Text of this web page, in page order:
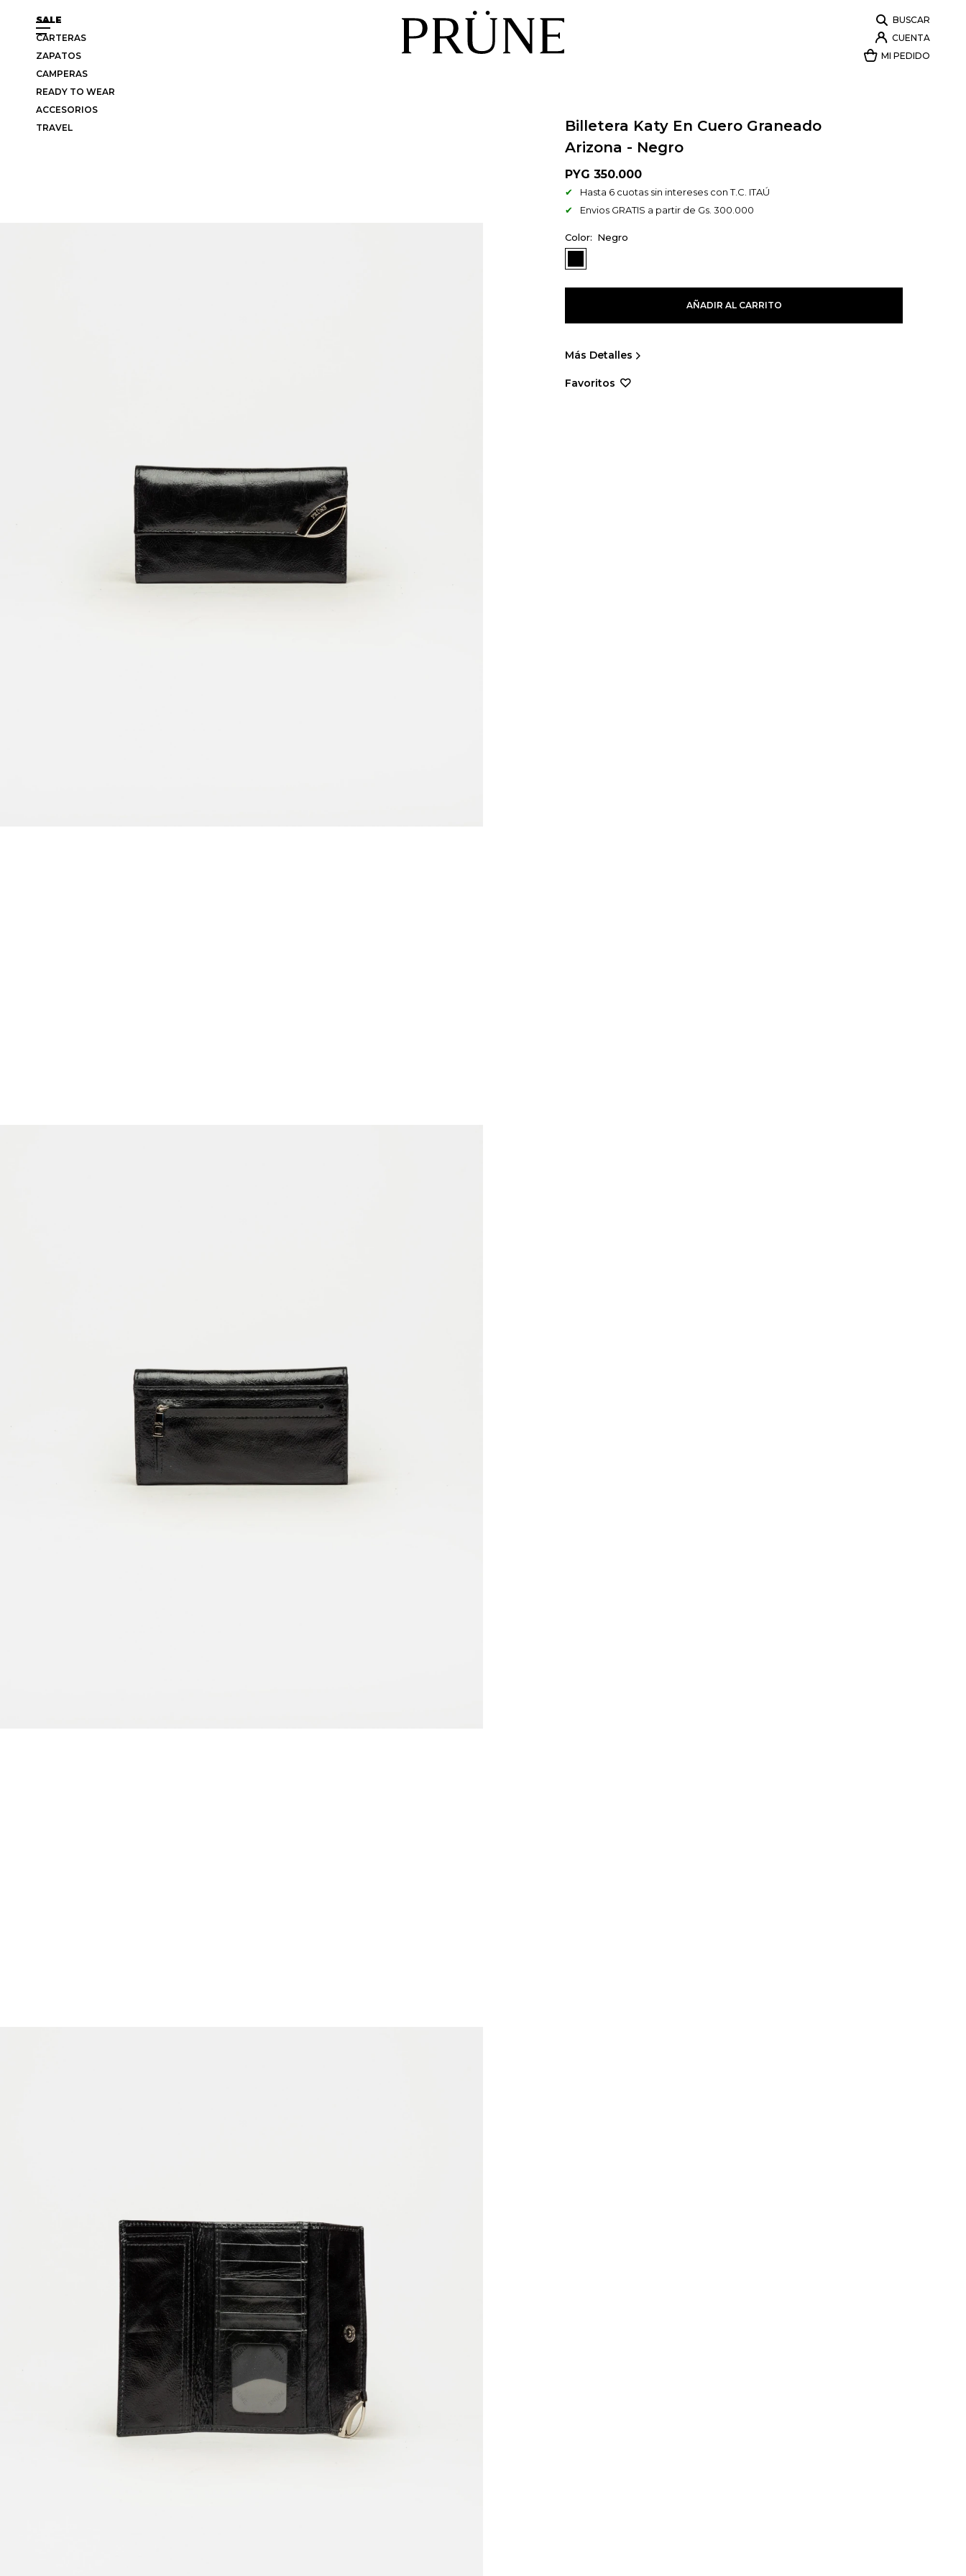
SALE
CARTERAS
ZAPATOS
CAMPERAS
READY TO WEAR
ACCESORIOS
TRAVEL
Billetera Katy En Cuero Graneado
Arizona - Negro
PYG 350.000
Hasta 6 cuotas sin intereses con T.C. ITAÚ
Envios GRATIS a partir de Gs. 300.000
Negro
AÑADIR AL CARRITO
Más Detalles